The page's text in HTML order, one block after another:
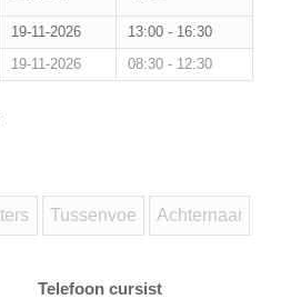
19-11-2026 13:00 - 16:30
19-11-2026 08:30 - 12:30
Telefoon cursist